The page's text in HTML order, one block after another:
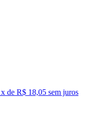
x de R$ 18,05 sem juros